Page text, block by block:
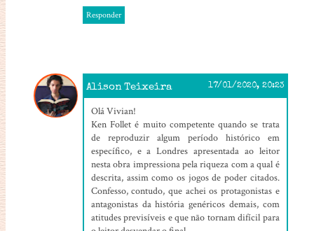
Responder
Alison Teixeira 17/01/2020, 20:23
Olá Vivian!
Ken Follet é muito competente quando se trata
de reproduzir algum período histórico em
específico, e a Londres apresentada ao leitor
nesta obra impressiona pela riqueza com a qual é
descrita, assim como os jogos de poder citados.
Confesso, contudo, que achei os protagonistas e
antagonistas da história genéricos demais, com
atitudes previsíveis e que não tornam difícil para